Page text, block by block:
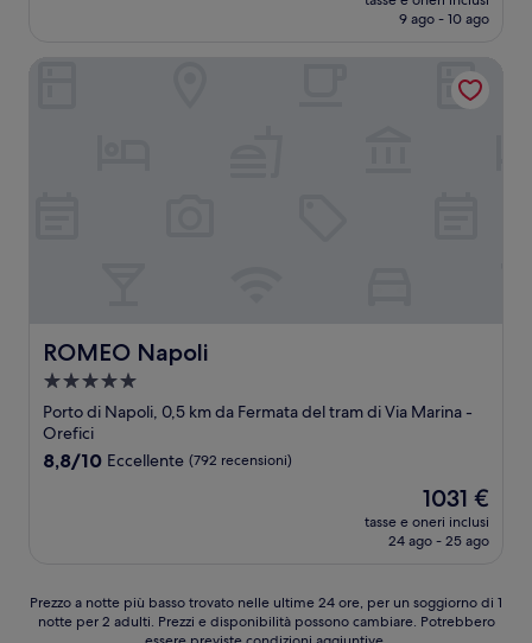
attuale
87 €
9 ago - 10 ago
ROMEO Napoli
ROMEO Napoli
Struttura
a
5.0
stelle
Porto di Napoli, 0,5 km da Fermata del tram di Via Marina -
Orefici
8.8
8,8/10 Eccellente (792 recensioni)
Il
prezzo
attuale
1031 €
tasse e oneri inclusi
24 ago - 25 ago
Prezzo
Prezzo a notte più basso trovato nelle ultime 24 ore, per un soggiorno di 1
notte per 2 adulti. Prezzi e disponibilità possono cambiare. Potrebbero